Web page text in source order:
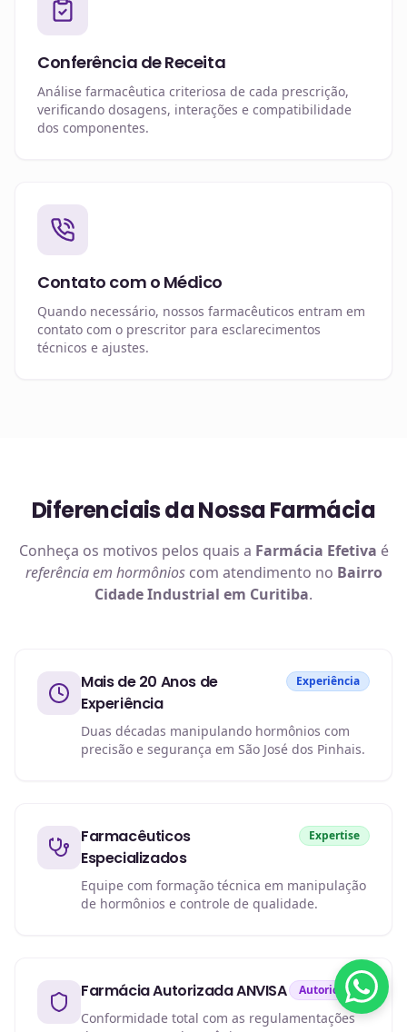
Conferência de Receita
Análise farmacêutica criteriosa de cada prescrição,
verificando dosagens, interações e compatibilidade
dos componentes.
Contato com o Médico
Quando necessário, nossos farmacêuticos entram em
contato com o prescritor para esclarecimentos
técnicos e ajustes.
Diferenciais da Nossa Farmácia
Conheça os motivos pelos quais a Farmácia Efetiva é
referência em hormônioscom atendimento no Bairro
Cidade Industrial em Curitiba.
Mais de 20 Anos de
Experiência
Experiência
Duas décadas manipulando hormônios com
precisão e segurança em São José dos Pinhais.
Farmacêuticos
Especializados
Expertise
Equipe com formação técnica em manipulação
de hormônios e controle de qualidade.
Farmácia Autorizada ANVISA Autoridade
Conformidade total com as regulamentações